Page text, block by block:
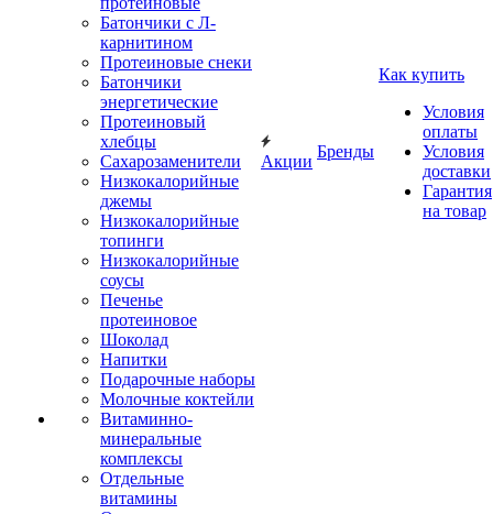
Батончики с Л-
карнитином
Протеиновые снеки
Батончики
энергетические
Протеиновый
хлебцы
Сахарозаменители
Низкокалорийные
джемы
Низкокалорийные
топинги
Низкокалорийные
соусы
Печенье
протеиновое
Шоколад
Напитки
Подарочные наборы
Молочные коктейли
Витаминно-
минеральные
комплексы
Отдельные
витамины
Акции
Бренды
Как купить
Условия
оплаты
Условия
доставки
Гарантия
на товар